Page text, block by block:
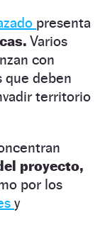
presenta
Varios
con
que deben
territorio
proyecto,
por los
y